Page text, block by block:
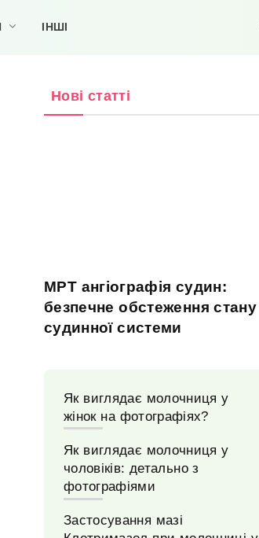
ІНШІ
Нові статті
МРТ ангіографія судин:
безпечне обстеження стану
судинної системи
Як виглядає молочниця у
жінок на фотографіях?
Як виглядає молочниця у
чоловіків: детально з
фотографіями
Застосування мазі